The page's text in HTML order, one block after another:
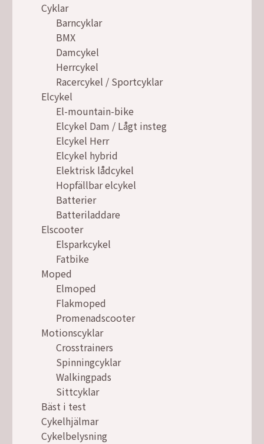
Cyklar
Barncyklar
BMX
Damcykel
Herrcykel
Racercykel / Sportcyklar
Elcykel
El-mountain-bike
Elcykel Dam / Lågt insteg
Elcykel Herr
Elcykel hybrid
Elektrisk lådcykel
Hopfällbar elcykel
Batterier
Batteriladdare
Elscooter
Elsparkcykel
Fatbike
Moped
Elmoped
Flakmoped
Promenadscooter
Motionscyklar
Crosstrainers
Spinningcyklar
Walkingpads
Sittcyklar
Bäst i test
Cykelhjälmar
Cykelbelysning